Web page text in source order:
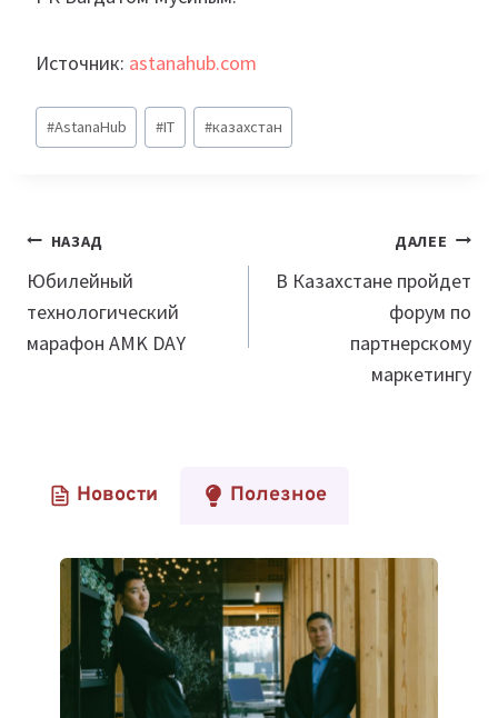
Источник: astanahub.com
Метки
записи:
#AstanaHub #IT #казахстан
Навигация
по
записям
НАЗАД
Юбилейный
технологический
марафон AMK DAY
ДАЛЕЕ
В Казахстане пройдет
форум по
партнерскому
маркетингу
Новости Полезное